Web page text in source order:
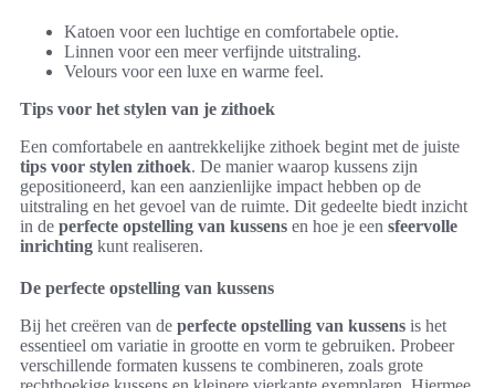
Katoen voor een luchtige en comfortabele optie.
Linnen voor een meer verfijnde uitstraling.
Velours voor een luxe en warme feel.
Tips voor het stylen van je zithoek
Een comfortabele en aantrekkelijke zithoek begint met de juiste
tips voor stylen zithoek. De manier waarop kussens zijn
gepositioneerd, kan een aanzienlijke impact hebben op de
uitstraling en het gevoel van de ruimte. Dit gedeelte biedt inzicht
in de perfecte opstelling van kussens en hoe je een sfeervolle
inrichting kunt realiseren.
De perfecte opstelling van kussens
Bij het creëren van de perfecte opstelling van kussens is het
essentieel om variatie in grootte en vorm te gebruiken. Probeer
verschillende formaten kussens te combineren, zoals grote